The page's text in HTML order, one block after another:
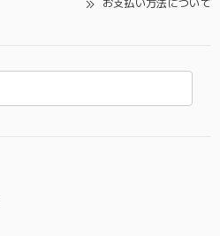
お支払い方法について